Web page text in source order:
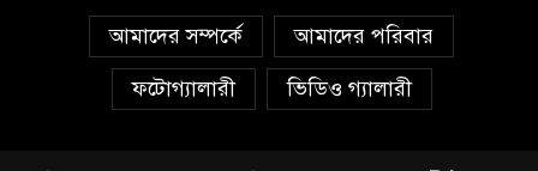
আমাদের সম্পর্কে
আমাদের পরিবার
ফটোগ্যালারী
ভিডিও গ্যালারী